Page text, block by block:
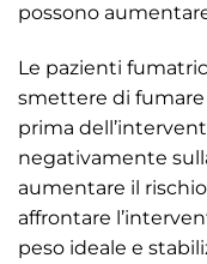
possono
Le pazienti
smettere di
prima
negativamente
aumentare il
affrontare
peso ideale e